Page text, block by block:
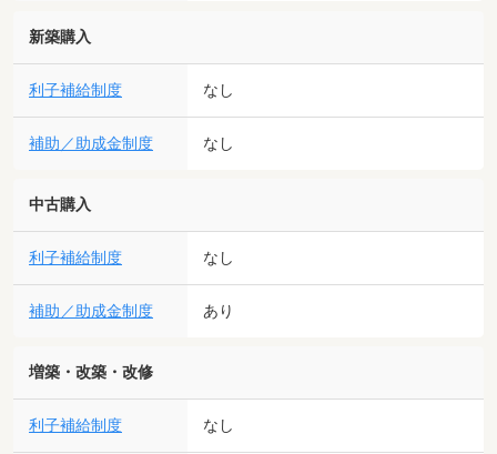
新築購入
利子補給制度 なし
補助／助成金制度 なし
中古購入
利子補給制度 なし
補助／助成金制度 あり
増築・改築・改修
利子補給制度 なし